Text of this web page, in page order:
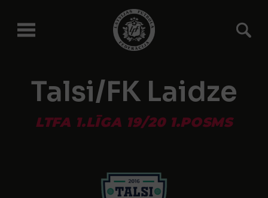
Talsi/FK Laidze
LTFA 1.LĪGA 19/20 1.POSMS